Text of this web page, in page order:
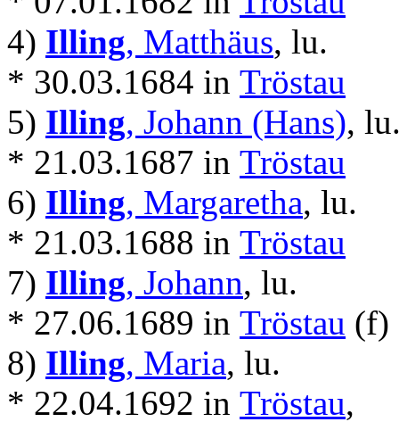
4) Illing, Matthäus, lu.
* 30.03.1684 in Tröstau
5) Illing, Johann (Hans),
* 21.03.1687 in Tröstau
6) Illing, Margaretha, lu.
* 21.03.1688 in Tröstau
7) Illing, Johann, lu.
* 27.06.1689 in Tröstau (f)
8) Illing, Maria, lu.
* 22.04.1692 in Tröstau,